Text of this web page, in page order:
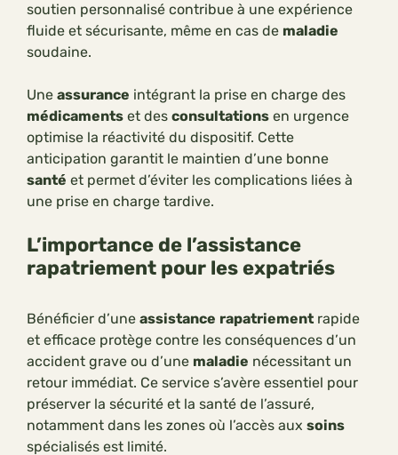
soutien personnalisé contribue à une expérience
fluide et sécurisante, même en cas de maladie
soudaine.
Une assurance intégrant la prise en charge des
médicaments et des consultations en urgence
optimise la réactivité du dispositif. Cette
anticipation garantit le maintien d’une bonne
santé et permet d’éviter les complications liées à
une prise en charge tardive.
L’importance de l’assistance
rapatriement pour les expatriés
Bénéficier d’une assistance rapatriement rapide
et efficace protège contre les conséquences d’un
accident grave ou d’une maladie nécessitant un
retour immédiat. Ce service s’avère essentiel pour
préserver la sécurité et la santé de l’assuré,
notamment dans les zones où l’accès aux soins
spécialisés est limité.